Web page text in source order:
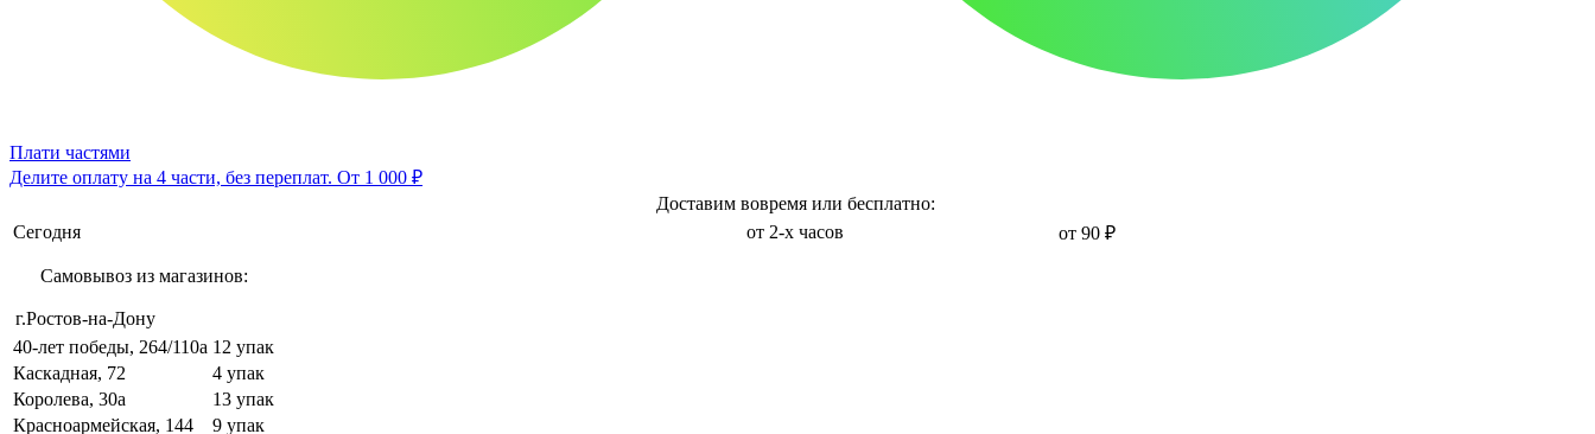
Плати частями
Делите оплату на 4 части, без переплат. От 1 000 ₽
Доставим вовремя или бесплатно:
Сегодня
от 2-х часов от 90 ₽
Самовывоз из магазинов:
г.Ростов-на-Дону
40-лет победы, 264/110а 12 упак
Каскадная, 72
4 упак
Королева, 30а
13 упак
Красноармейская, 144
9 упак